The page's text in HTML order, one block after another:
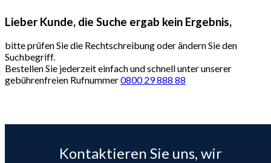
Lieber Kunde, die Suche ergab kein Ergebnis,
bitte prüfen Sie die Rechtschreibung oder ändern Sie den
Suchbegriff.
Bestellen Sie jederzeit einfach und schnell unter unserer
gebührenfreien Rufnummer0800 29 888 88
Kontaktieren Sie uns, wir